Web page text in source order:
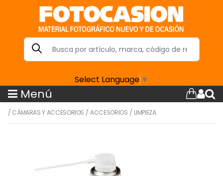
Select Language ▼
Menú
/ CÁMARAS Y ACCESORIOS /ACCESORIOS / LIMPIEZA